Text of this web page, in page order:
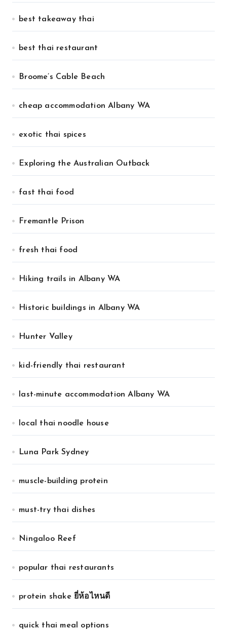
best takeaway thai
best thai restaurant
Broome’s Cable Beach
cheap accommodation Albany WA
exotic thai spices
Exploring the Australian Outback
fast thai food
Fremantle Prison
fresh thai food
Hiking trails in Albany WA
Historic buildings in Albany WA
Hunter Valley
kid-friendly thai restaurant
last-minute accommodation Albany WA
local thai noodle house
Luna Park Sydney
muscle-building protein
must-try thai dishes
Ningaloo Reef
popular thai restaurants
protein shake ยี่ห้อไหนดี
quick thai meal options